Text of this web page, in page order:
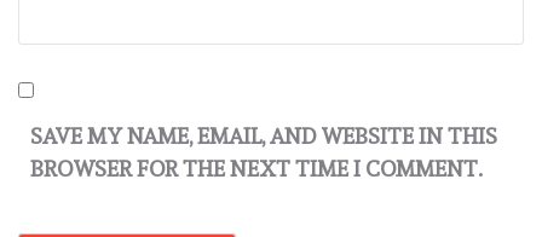
SAVE MY NAME, EMAIL, AND WEBSITE IN THIS
BROWSER FOR THE NEXT TIME I COMMENT.